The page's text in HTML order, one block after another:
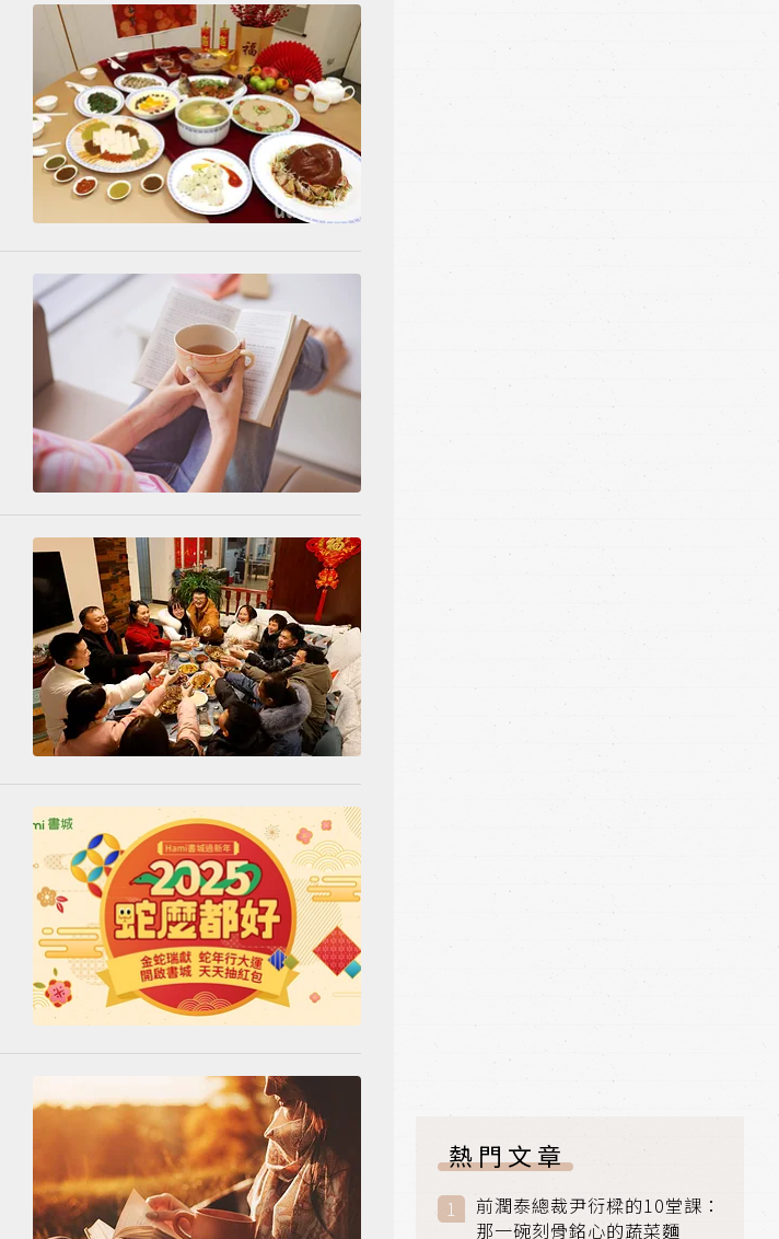
熱門文章
前潤泰總裁尹衍樑的10堂課：
那一碗刻骨銘心的蔬菜麵